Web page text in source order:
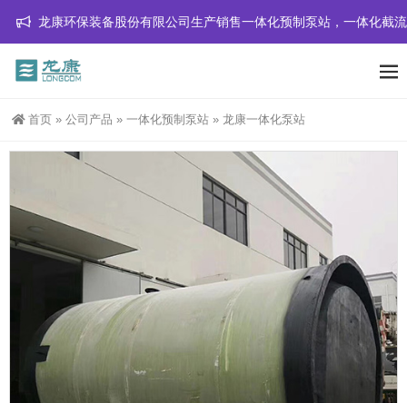
保装备股份有限公司生产销售一体化预制泵站，一体化截流井，一体
首页 » 公司产品 » 一体化预制泵站 » 龙康一体化泵站